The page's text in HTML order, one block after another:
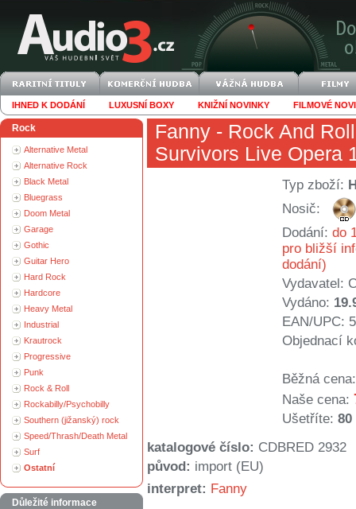
IHNED K DODÁNÍ LUXUSNÍ BOXY KNIŽNÍ NOVINKY FILMOVÉ
Rock
Alternative Metal
Alternative Rock
Black Metal
Bluegrass
Doom Metal
Garage
Gothic
Guitar Hero
Hard Rock
Hardcore
Heavy Metal
Industrial
Krautrock
Progressive
Punk
Rock & Roll
Rockabilly/Psychobilly
Southern (jižanský) rock
Speed/Thrash/Death Metal
Surf
Ostatní
Důležité informace
Fanny - Rock And
Survivors Live Opera
Typ zboží:
Nosič:
Dodání: do
pro bližší
dodání)
Vydavatel:
Vydáno:
EAN/UPC:
Objednací
Běžná cena:
Naše cena:
Ušetříte: 80
katalogové číslo: CDBRED 2932
původ: import (EU)
interpret: Fanny